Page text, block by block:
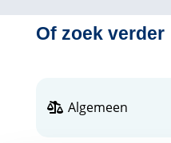
Of zoek verder
Algemeen